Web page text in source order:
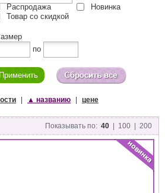
Распродажа
Товар со скидкой
Новинка
по
▲ названию цене
Показывать по: 40 100 200